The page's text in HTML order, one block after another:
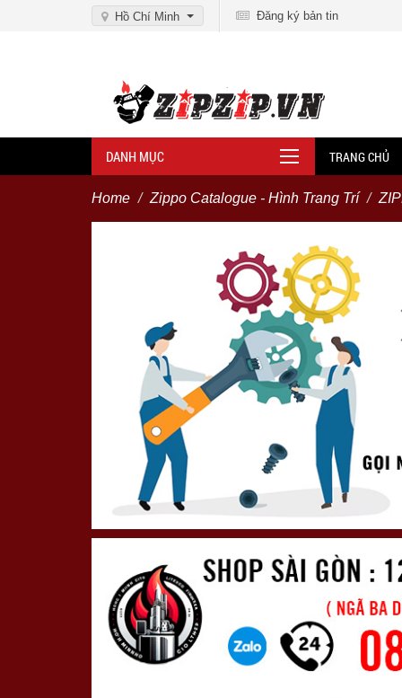
Hồ Chí Minh Đăng ký bản tin
DANH MỤC TRANG CHỦ
Home Zippo Catalogue - Hình Trang Trí